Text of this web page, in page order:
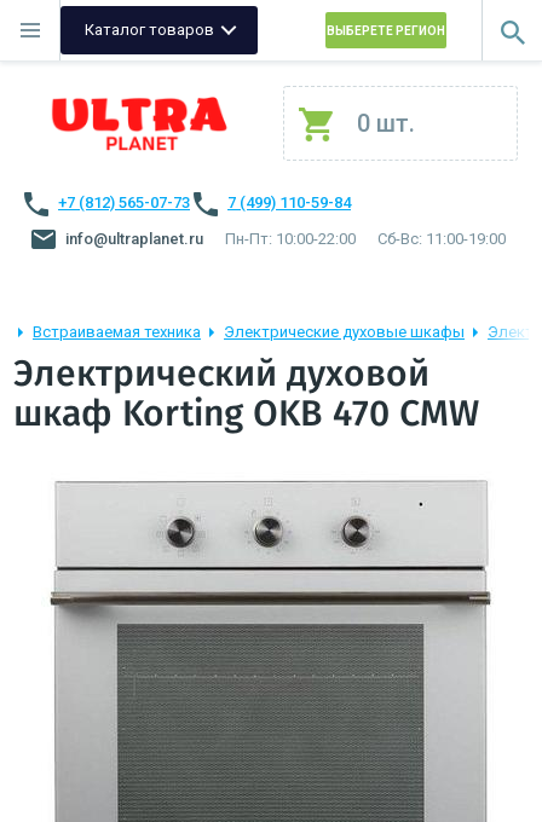
Каталог товаров ВЫБЕРЕТЕ РЕГИОН
0 шт.
+7 (812) 565-07-73
7 (499) 110-59-84
info@ultraplanet.ru
Пн-Пт: 10:00-22:00 Сб-Вс: 11:00-19:00
Встраиваемая техника Электрические духовые шкафы
Электрический духовой
шкаф Korting OKB 470 CMW